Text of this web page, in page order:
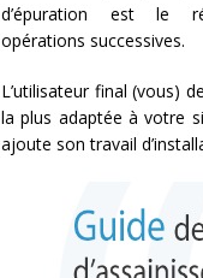
d’épuration est le
opérations successives.
L’utilisateur final (vous)
la plus adaptée à votre
ajoute son travail